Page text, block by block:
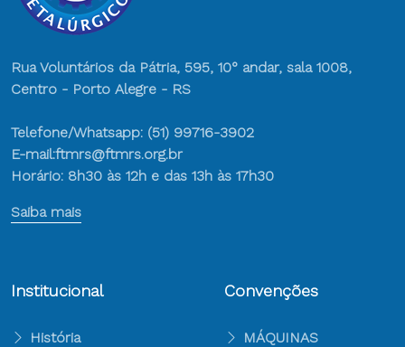
Rua Voluntários da Pátria, 595, 10° andar, sala 1008,
Centro - Porto Alegre - RS
Telefone/Whatsapp: (51) 99716-3902
E-mail:ftmrs@ftmrs.org.br
Horário: 8h30 às 12h e das 13h às 17h30
Saiba mais
Institucional
História
Convenções
MÁQUINAS